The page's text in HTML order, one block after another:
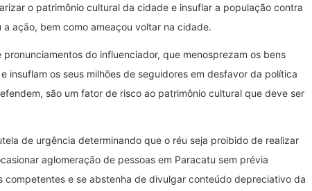
o patrimônio cultural da cidade e insuflar a população contra
ação, bem como ameaçou voltar na cidade.
do influenciador, que menosprezam os bens
insuflam os seus milhões de seguidores em desfavor da política
são um fator de risco ao patrimônio cultural que deve ser
de urgência determinando que o réu seja proibido de realizar
aglomeração de pessoas em Paracatu sem prévia
e se abstenha de divulgar conteúdo depreciativo da